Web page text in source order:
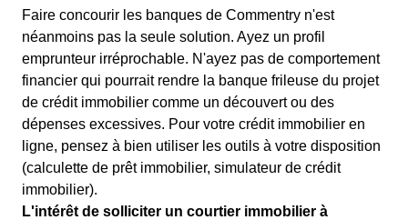
Faire concourir les banques de Commentry n'est
néanmoins pas la seule solution. Ayez un profil
emprunteur irréprochable. N'ayez pas de comportement
financier qui pourrait rendre la banque frileuse du projet
de crédit immobilier comme un découvert ou des
dépenses excessives. Pour votre crédit immobilier en
ligne, pensez à bien utiliser les outils à votre disposition
(calculette de prêt immobilier, simulateur de crédit
immobilier).
L'intérêt de solliciter un courtier immobilier à